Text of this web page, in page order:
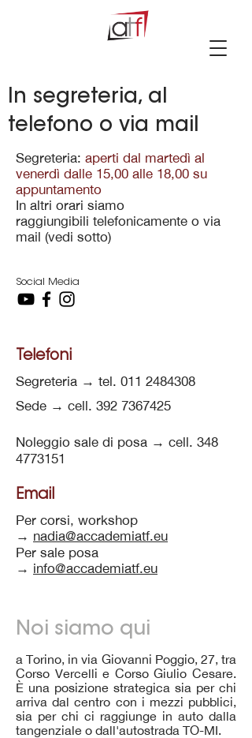
In segreteria, al
telefono o via mail
Segreteria: aperti dal martedì al
venerdì dalle 15,00 alle 18,00 su
appuntamento
In altri orari siamo
raggiungibili telefonicamente o via
mail (vedi sotto)
Social Media
Telefoni
Segreteria → tel. 011 2484308
Sede → cell. 392 7367425
Noleggio sale di posa → cell. 348
4773151
Email
Per corsi, workshop
→ nadia@accademiatf.eu
Per sale posa
→ info@accademiatf.eu
Noi siamo qui
a Torino, in via Giovanni Poggio, 27, tra
Corso Vercelli e Corso Giulio Cesare.
È una posizione strategica sia per chi
arriva dal centro con i mezzi pubblici,
sia per chi ci raggiunge in auto dalla
tangenziale o dall'autostrada TO-MI.